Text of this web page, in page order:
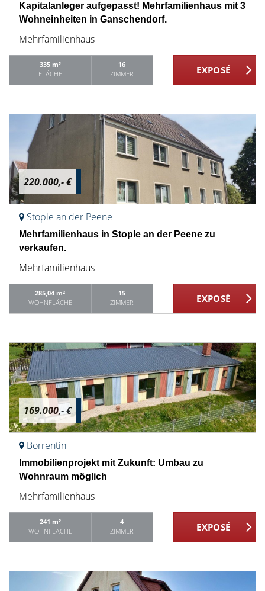
Kapitalanleger aufgepasst! Mehrfamilienhaus mit 3
Wohneinheiten in Ganschendorf.
Mehrfamilienhaus
335 m²
FLÄCHE
16
ZIMMER
220.000,- €
Stople an der Peene
Mehrfamilienhaus in Stople an der Peene zu
verkaufen.
Mehrfamilienhaus
285,04 m²
WOHNFLÄCHE
15
ZIMMER
169.000,- €
Borrentin
Immobilienprojekt mit Zukunft: Umbau zu
Wohnraum möglich
Mehrfamilienhaus
241 m²
WOHNFLÄCHE
4
ZIMMER